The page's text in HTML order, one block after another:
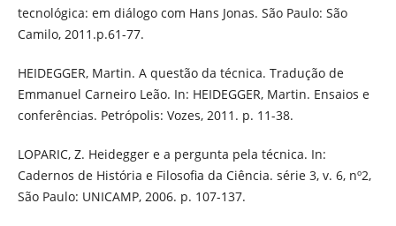
tecnológica: em diálogo com Hans Jonas. São Paulo: São
Camilo, 2011.p.61-77.
HEIDEGGER, Martin. A questão da técnica. Tradução de
Emmanuel Carneiro Leão. In: HEIDEGGER, Martin. Ensaios e
conferências. Petrópolis: Vozes, 2011. p. 11-38.
LOPARIC, Z. Heidegger e a pergunta pela técnica. In:
Cadernos de História e Filosofia da Ciência. série 3, v. 6, nº2,
São Paulo: UNICAMP, 2006. p. 107-137.